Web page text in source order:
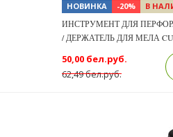
НОВИНКА -20% В
ИНСТРУМЕНТ ДЛЯ
/ ДЕРЖАТЕЛЬ ДЛЯ МЕЛА
62,49 бел.руб.
50,00 бел.руб.